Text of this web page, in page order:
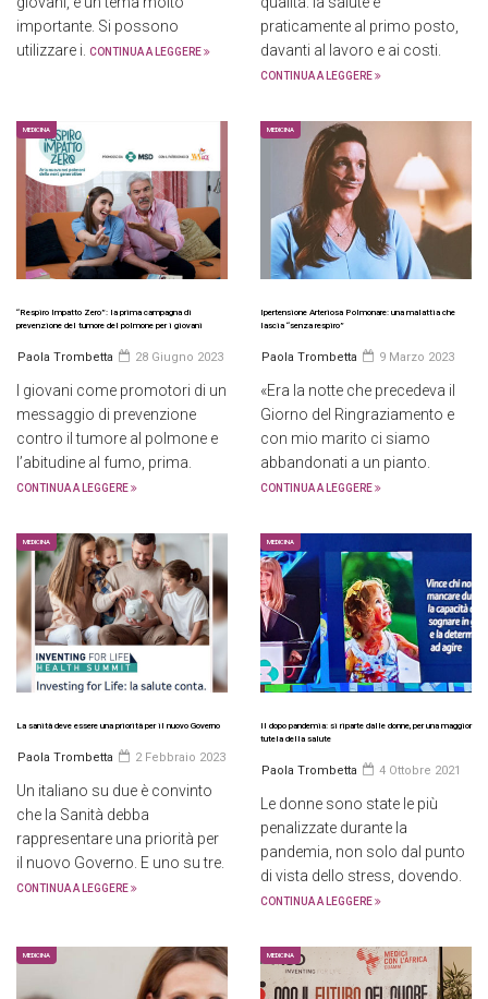
importante. Si possono
utilizzare i. CONTINUA A LEGGERE
praticamente al primo posto,
davanti al lavoro e ai costi.
CONTINUA A LEGGERE
MEDICINA
“Respiro Impatto Zero”: la prima campagna di
prevenzione del tumore del polmone per i giovani
Paola Trombetta 28 Giugno 2023
I giovani come promotori di un
messaggio di prevenzione
contro il tumore al polmone e
l’abitudine al fumo, prima.
CONTINUA A LEGGERE
MEDICINA
Ipertensione Arteriosa Polmonare: una malattia che
lascia “senza respiro”
Paola Trombetta 9 Marzo 2023
«Era la notte che precedeva il
Giorno del Ringraziamento e
con mio marito ci siamo
abbandonati a un pianto.
CONTINUA A LEGGERE
MEDICINA
La sanità deve essere una priorità per il nuovo Governo
Paola Trombetta 2 Febbraio 2023
Un italiano su due è convinto
che la Sanità debba
rappresentare una priorità per
il nuovo Governo. E uno su tre.
CONTINUA A LEGGERE
MEDICINA
Il dopo pandemia: si riparte dalle donne, per una maggior
tutela della salute
Paola Trombetta 4 Ottobre 2021
Le donne sono state le più
penalizzate durante la
pandemia, non solo dal punto
di vista dello stress, dovendo.
CONTINUA A LEGGERE
MEDICINA MEDICINA